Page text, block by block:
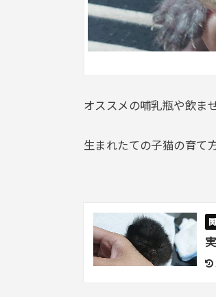
オススメの哺乳瓶や飲ま
生まれたての子猫の育て